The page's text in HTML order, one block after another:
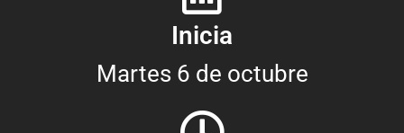
Inicia
Martes 6 de octubre